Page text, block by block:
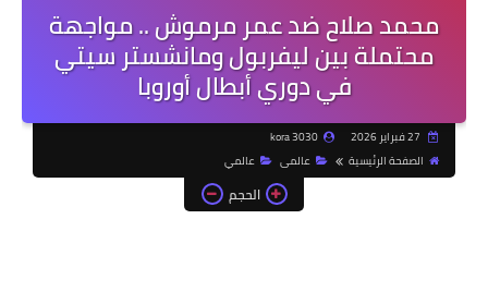
محمد صلاح ضد عمر مرموش .. مواجهة
محتملة بين ليفربول ومانشستر سيتي
في دوري أبطال أوروبا
kora 3030
الصفحة الرئيسية
عالمى عالمي
الحجم